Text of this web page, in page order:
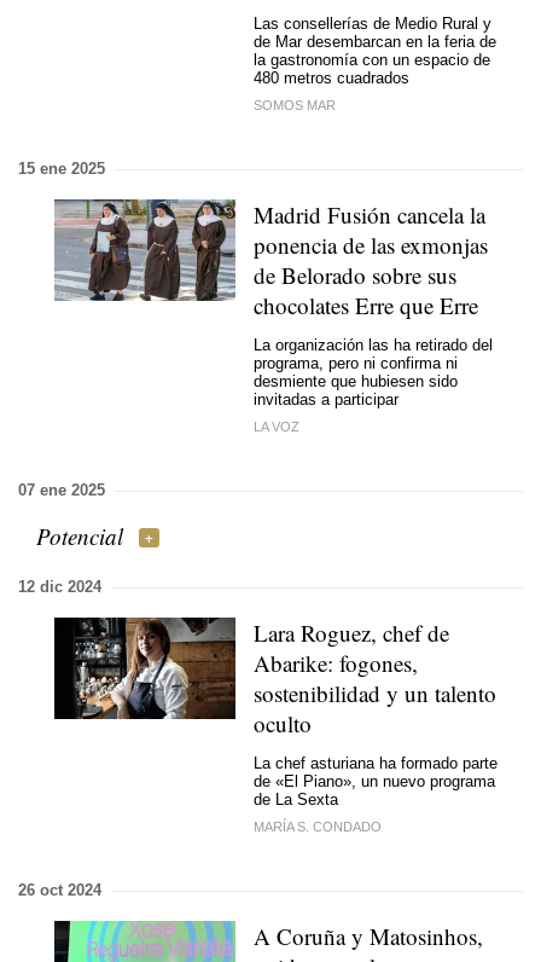
Las consellerías de Medio Rural y
de Mar desembarcan en la feria de
la gastronomía con un espacio de
480 metros cuadrados
SOMOS MAR
15 ene 2025
Madrid Fusión cancela la
ponencia de las exmonjas
de Belorado sobre sus
chocolates Erre que Erre
La organización las ha retirado del
programa, pero ni confirma ni
desmiente que hubiesen sido
invitadas a participar
LA VOZ
07 ene 2025
Potencial
12 dic 2024
Lara Roguez, chef de
Abarike: fogones,
sostenibilidad y un talento
oculto
La chef asturiana ha formado parte
de «El Piano», un nuevo programa
de La Sexta
MARÍA S. CONDADO
26 oct 2024
A Coruña y Matosinhos,